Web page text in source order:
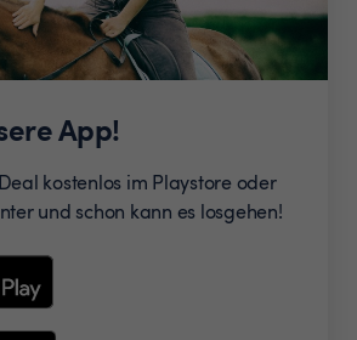
App!
kostenlos im Playstore oder
und schon kann es losgehen!